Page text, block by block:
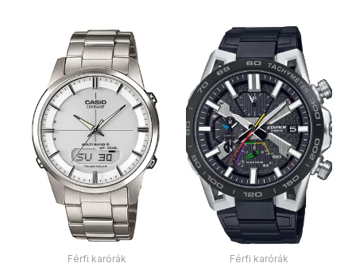
Férfi karórák Férfi karórák